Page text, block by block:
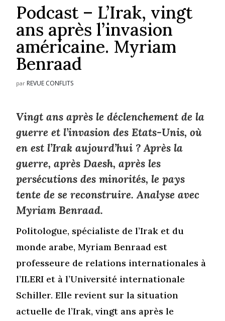
Podcast – L’Irak, vingt
ans après l’invasion
américaine. Myriam
Benraad
par REVUE CONFLITS
Vingt ans après le déclenchement de la
guerre et l’invasion des Etats-Unis, où
en est l’Irak aujourd’hui ? Après la
guerre, après Daesh, après les
persécutions des minorités, le pays
tente de se reconstruire. Analyse avec
Myriam Benraad.
Politologue, spécialiste de l’Irak et du
monde arabe, Myriam Benraad est
professeure de relations internationales à
l’ILERI et à l’Université internationale
Schiller. Elle revient sur la situation
actuelle de l’Irak, vingt ans après le